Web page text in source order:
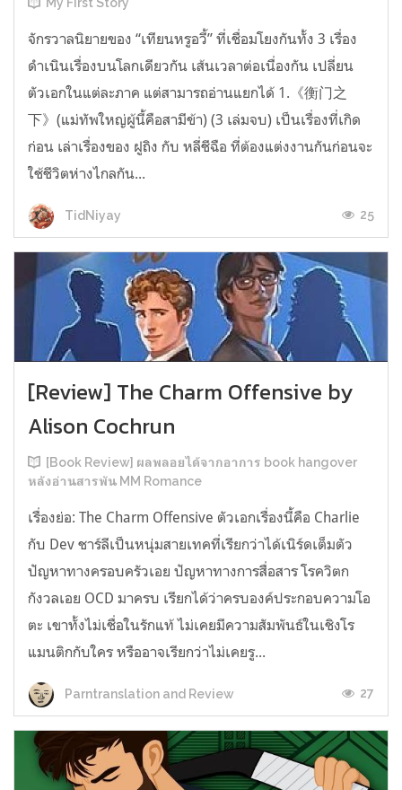
จักรวาลนิยายของ “เทียนหรูอวี้” ที่เชื่อมโยงกันทั้ง 3 เรื่อง
ดำเนินเรื่องบนโลกเดียวกัน เส้นเวลาต่อเนื่องกัน เปลี่ยน
ตัวเอกในแต่ละภาค แต่สามารถอ่านแยกได้ 1.《衡门之
下》(แม่ทัพใหญ่ผู้นี้คือสามีข้า) (3 เล่มจบ) เป็นเรื่องที่เกิด
ก่อน เล่าเรื่องของ ฝูถิง กับ หลี่ชีฉือ ที่ต้องแต่งงานกันก่อนจะ
ใช้ชีวิตห่างไกลกัน...
TidNiyay 25
[Review] The Charm Offensive by
Alison Cochrun
[Book Review] ผลพลอยได้จากอาการ book hangover
หลังอ่านสารพัน MM Romance
เรื่องย่อ: The Charm Offensive ตัวเอกเรื่องนี้คือ Charlie
กับ Dev ชาร์ลีเป็นหนุ่มสายเทคที่เรียกว่าได้เนิร์ดเต็มตัว
ปัญหาทางครอบครัวเอย ปัญหาทางการสื่อสาร โรควิตก
กังวลเอย OCD มาครบ เรียกได้ว่าครบองค์ประกอบความโอ
ตะ เขาทั้งไม่เชื่อในรักแท้ ไม่เคยมีความสัมพันธ์ในเชิงโร
แมนติกกับใคร หรืออาจเรียกว่าไม่เคยรู...
Parntranslation and Review 27